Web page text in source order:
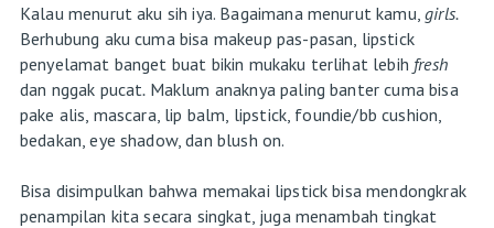
Kalau menurut aku sih iya. Bagaimana menurut kamu,girls.
Berhubung aku cuma bisa makeup pas-pasan, lipstick
penyelamat banget buat bikin mukaku terlihat lebih fresh
dan nggak pucat. Maklum anaknya paling banter cuma bisa
pake alis, mascara, lip balm, lipstick, foundie/bb cushion,
bedakan, eye shadow, dan blush on.
Bisa disimpulkan bahwa memakai lipstick bisa mendongkrak
penampilan kita secara singkat, juga menambah tingkat